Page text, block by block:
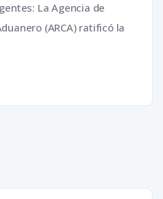
La Agencia de
(ARCA) ratificó la